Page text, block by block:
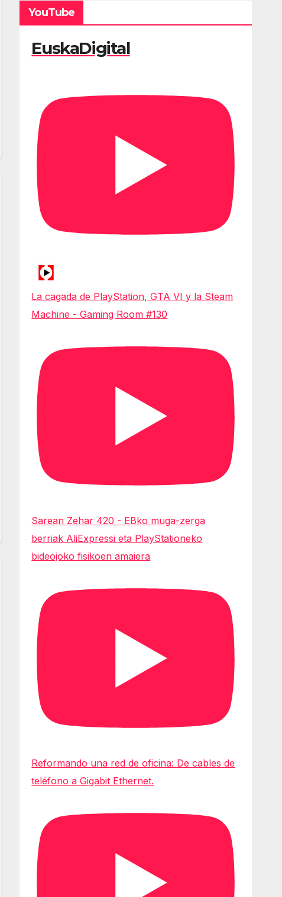
YouTube
EuskaDigital
La cagada de PlayStation, GTA VI y la Steam
Machine - Gaming Room #130
Sarean Zehar 420 - EBko muga-zerga
berriak AliExpressi eta PlayStationeko
bideojoko fisikoen amaiera
Reformando una red de oficina: De cables de
teléfono a Gigabit Ethernet.